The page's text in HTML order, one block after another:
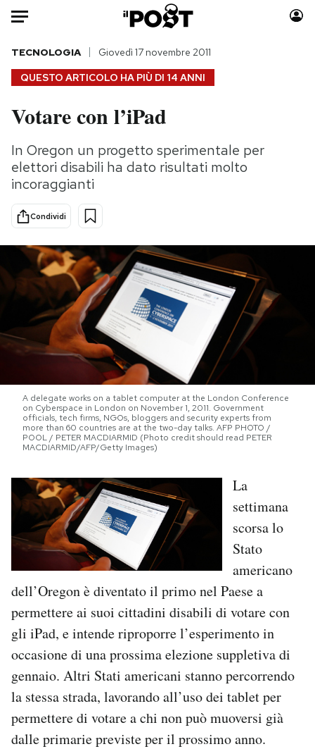
Auto
HOME
Italia
Politica
Tecnologia
Scienza
Economia
Sport
Consumismi
Altrecose
Mondiali calcio 2026
PODCAST
I MIEI PREFERITI
SHOP
CALENDARIO
AREA PERSONALE
Area Personale
Notifiche mobile
Regala il Post
Hai bisogno di aiuto?
Esci
QUESTO ARTICOLO HA PIÙ DI 14 ANNI
TECNOLOGIA Giovedì 17 novembre 2011
Votare con l’iPad
In Oregon un progetto sperimentale per
elettori disabili ha dato risultati molto
incoraggianti
Condividi
A delegate works on a tablet computer at the London Conference
on Cyberspace in London on November 1, 2011. Government
officials, tech firms, NGOs, bloggers and security experts from
more than 60 countries are at the two-day talks. AFP PHOTO /
POOL / PETER MACDIARMID (Photo credit should read PETER
MACDIARMID/AFP/Getty Images)
La
settimana
scorsa lo
Stato
americano
dell’Oregon è diventato il primo nel Paese a
permettere ai suoi cittadini disabili di votare con
gli iPad, e intende riproporre l’esperimento in
occasione di una prossima elezione suppletiva di
gennaio. Altri Stati americani stanno percorrendo
la stessa strada, lavorando all’uso dei tablet per
permettere di votare a chi non può muoversi già
dalle primarie previste per il prossimo anno.